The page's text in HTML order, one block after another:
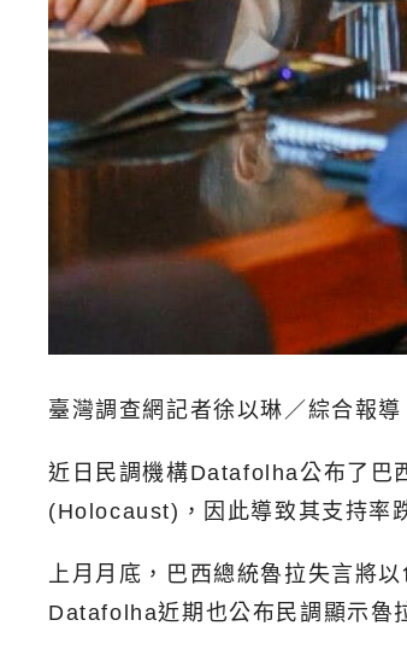
臺灣調查網記者徐以琳／綜合報導
近日民調機構Datafolha公布了巴
(Holocaust)，因此導致其支持率
上月月底，巴西總統魯拉失言將
Datafolha近期也公布民調顯示魯